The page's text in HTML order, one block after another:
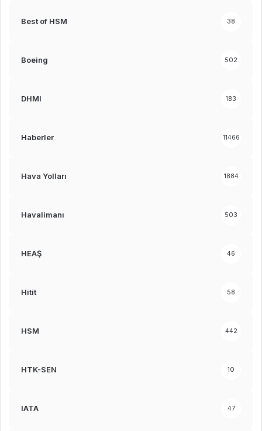
Best of HSM 38
Boeing 502
DHMI 183
Haberler 11466
Hava Yolları 1884
Havalimanı 503
HEAŞ 46
Hitit 58
HSM 442
HTK-SEN 10
IATA 47